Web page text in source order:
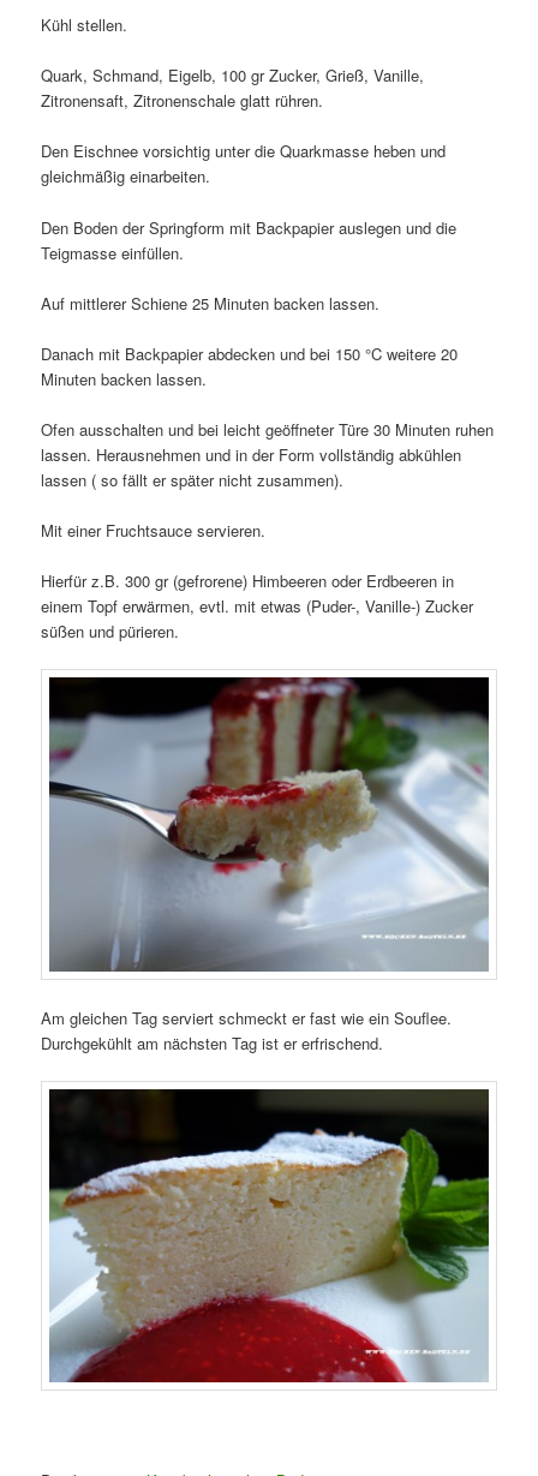
Kühl stellen.
Quark, Schmand, Eigelb, 100 gr Zucker, Grieß, Vanille,
Zitronensaft, Zitronenschale glatt rühren.
Den Eischnee vorsichtig unter die Quarkmasse heben und
gleichmäßig einarbeiten.
Den Boden der Springform mit Backpapier auslegen und die
Teigmasse einfüllen.
Auf mittlerer Schiene 25 Minuten backen lassen.
Danach mit Backpapier abdecken und bei 150 °C weitere 20
Minuten backen lassen.
Ofen ausschalten und bei leicht geöffneter Türe 30 Minuten ruhen
lassen. Herausnehmen und in der Form vollständig abkühlen
lassen ( so fällt er später nicht zusammen).
Mit einer Fruchtsauce servieren.
Hierfür z.B. 300 gr (gefrorene) Himbeeren oder Erdbeeren in
einem Topf erwärmen, evtl. mit etwas (Puder-, Vanille-) Zucker
süßen und pürieren.
Am gleichen Tag serviert schmeckt er fast wie ein Souflee.
Durchgekühlt am nächsten Tag ist er erfrischend.